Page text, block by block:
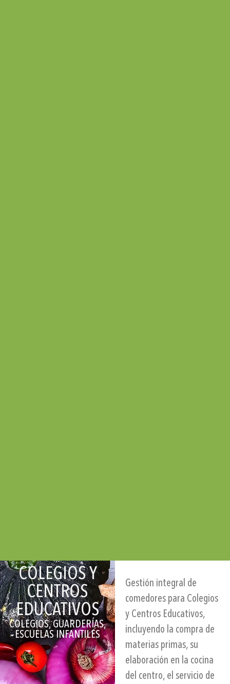
COLEGIOS Y
CENTROS
EDUCATIVOS
COLEGIOS, GUARDERÍAS,
ESCUELAS INFANTILES
Gestión integral de
comedores para Colegios
y Centros Educativos,
incluyendo la compra de
materias primas, su
elaboración en la cocina
del centro, el servicio de